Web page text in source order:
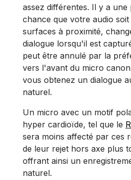
assez différentes. Il y a une
chance que votre audio
surfaces à proximité,
dialogue lorsqu'il est
peut être annulé par la
vers l'avant du micro
vous obtenez un dialogue
naturel.
Un micro avec un motif
hyper cardioïde, tel que le
sera moins affecté par ces
de leur rejet hors axe plus
offrant ainsi un
naturel.